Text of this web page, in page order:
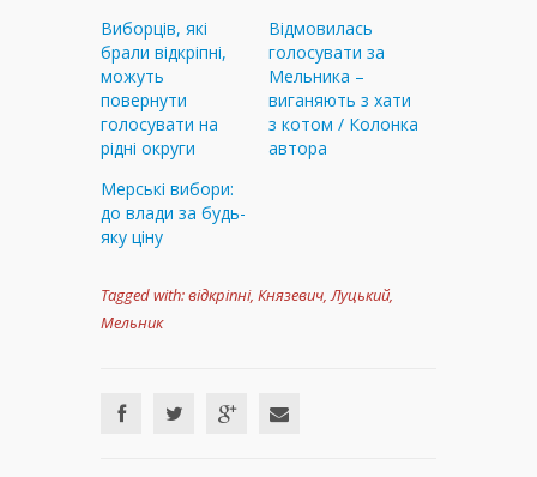
Виборців, які
брали відкріпні,
можуть
повернути
голосувати на
рідні округи
Відмовилась
голосувати за
Мельника –
виганяють з хати
з котом / Колонка
автора
Мерські вибори:
до влади за будь-
яку ціну
Tagged with:відкріпні, Князевич,Луцький,
Мельник